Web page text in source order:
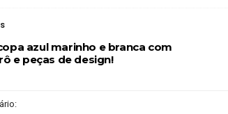
azul marinho e branca com
e peças de design!